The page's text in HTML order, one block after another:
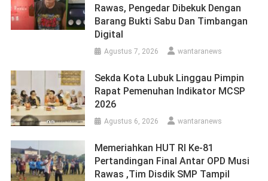
Rawas, Pengedar Dibekuk Dengan
Barang Bukti Sabu Dan Timbangan
Digital
Agustus 7, 2026 wantaranews
Sekda Kota Lubuk Linggau Pimpin
Rapat Pemenuhan Indikator MCSP
2026
Agustus 6, 2026 wantaranews
Memeriahkan HUT RI Ke-81
Pertandingan Final Antar OPD Musi
Rawas ,Tim Disdik SMP Tampil